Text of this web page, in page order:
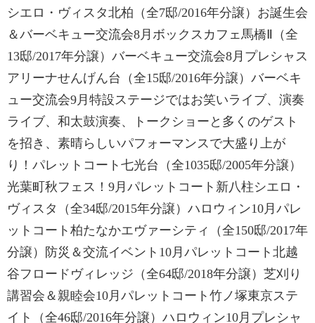
シエロ・ヴィスタ北柏（全7邸/2016年分譲）お誕生会
＆バーベキュー交流会8月ボックスカフェ馬橋Ⅱ（全
13邸/2017年分譲）バーベキュー交流会8月プレシャス
アリーナせんげん台（全15邸/2016年分譲）バーベキ
ュー交流会9月特設ステージではお笑いライブ、演奏
ライブ、和太鼓演奏、トークショーと多くのゲスト
を招き、素晴らしいパフォーマンスで大盛り上が
り！パレットコート七光台（全1035邸/2005年分譲）
光葉町秋フェス！9月パレットコート新八柱シエロ・
ヴィスタ（全34邸/2015年分譲）ハロウィン10月パレ
ットコート柏たなかエヴァーシティ（全150邸/2017年
分譲）防災＆交流イベント10月パレットコート北越
谷フロードヴィレッジ（全64邸/2018年分譲）芝刈り
講習会＆親睦会10月パレットコート竹ノ塚東京ステ
イト（全46邸/2016年分譲）ハロウィン10月プレシャ